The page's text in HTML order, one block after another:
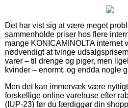
Det har vist sig at være meget
sammenholde priser hos flere
mange KONICAMINOLTA internet
nødvendigt at tvinge
varer – til drenge og piger, men
kvinder – enormt, og endda nogle
Men det kan immervæk være
forskellige online varehuse efter
(IUP-23) før du færdiggør din